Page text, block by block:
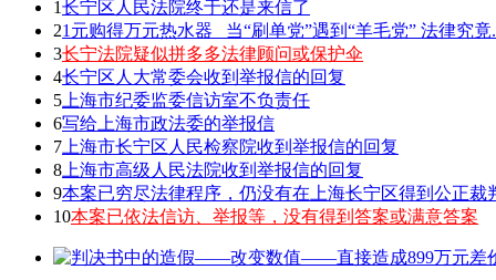
1长宁区人民法院终于还是来信了
21元购得万元热水器 _当“刷单党”遇到“羊毛党” 法律究竟
3长宁法院疑似拼多多法律顾问或保护伞
4长宁区人大常委会收到举报信的回复
5 上海市纪委监委信访室不负责任
6写给上海市政法委的举报信
7 上海市长宁区人民检察院收到举报信的回复
8 上海市高级人民法院收到举报信的回复
9本案已穷尽法律程序，仍没有在上海长宁区得到公正裁
10本案已依法信访、举报等，没有得到答案或满意答案